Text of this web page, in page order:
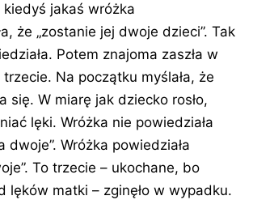
jakaś wróżka
że „zostanie jej dwoje dzieci”. Tak
Potem znajoma zaszła w
trzecie. Na początku myślała, że
się. W miarę jak dziecko rosło,
lęki. Wróżka nie powiedziała
dwoje”. Wróżka powiedziała
To trzecie – ukochane, bo
lęków matki – zginęło w wypadku.